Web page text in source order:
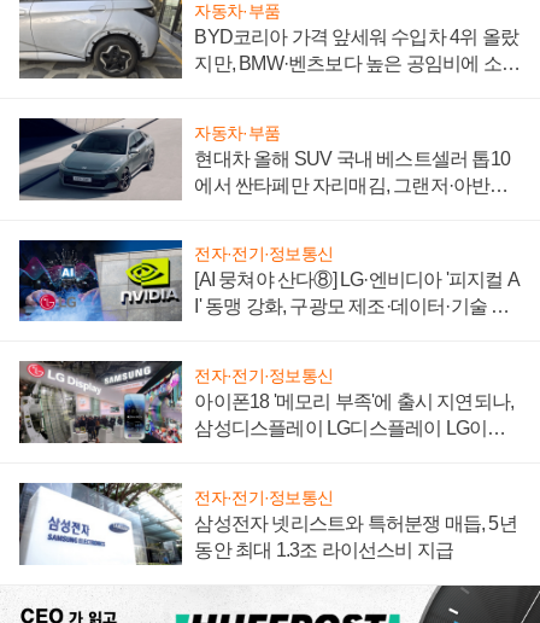
자동차·부품
BYD코리아 가격 앞세워 수입차 4위 올랐
지만, BMW·벤츠보다 높은 공임비에 소비
자동차·부품
현대차 올해 SUV 국내 베스트셀러 톱10
에서 싼타페만 자리매김, 그랜저·아반떼
전자·전기·정보통신
[AI 뭉쳐야 산다⑧] LG·엔비디아 '피지컬 A
I' 동맹 강화, 구광모 제조·데이터·기술 결
전자·전기·정보통신
아이폰18 '메모리 부족'에 출시 지연되나,
삼성디스플레이 LG디스플레이 LG이노
전자·전기·정보통신
삼성전자 넷리스트와 특허분쟁 매듭, 5년
동안 최대 1.3조 라이선스비 지급